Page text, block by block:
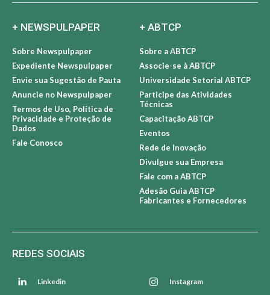
+ NEWSPULPAPER
Sobre Newspulpaper
Expediente Newspulpaper
Envie sua Sugestão de Pauta
Anuncie no Newspulpaper
Termos de Uso, Política de
Privacidade e Proteção de
Dados
Fale Conosco
+ ABTCP
Sobre a ABTCP
Associe-se à ABTCP
Universidade Setorial ABTCP
Participe das Atividades
Técnicas
Capacitação ABTCP
Eventos
Rede de Inovação
Divulgue sua Empresa
Fale com a ABTCP
Adesão Guia ABTCP
Fabricantes e Fornecedores
REDES SOCIAIS
Linkedin Instagram